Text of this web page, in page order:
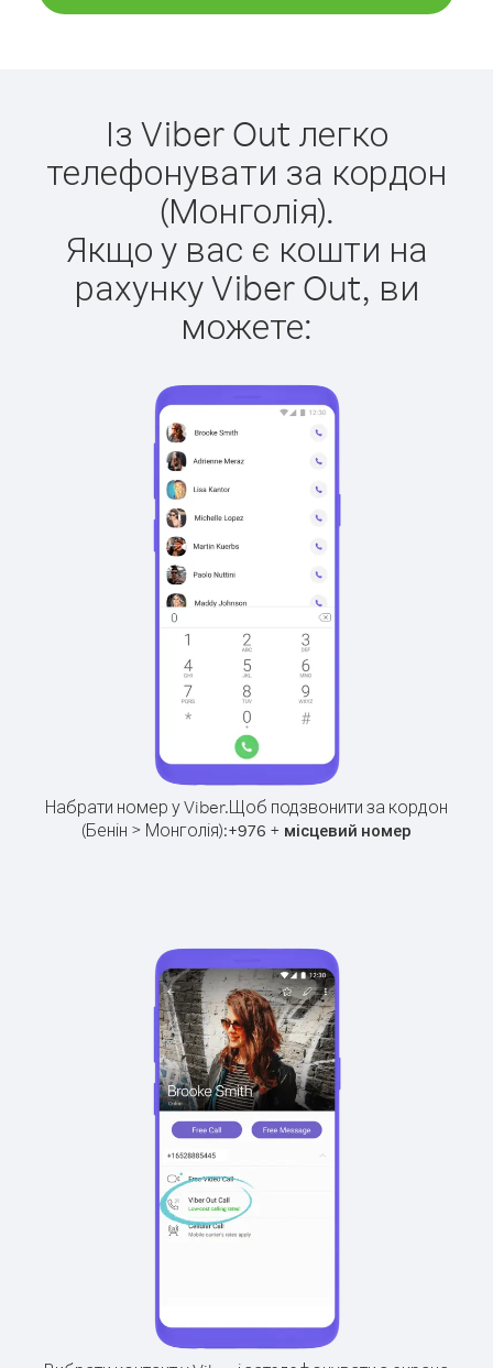
Із Viber Out легко
телефонувати за кордон
(Монголія).
Якщо у вас є кошти на
рахунку Viber Out, ви
можете:
Набрати номер у Viber.Щоб подзвонити за кордон
(Бенін > Монголія):+976 + місцевий номер